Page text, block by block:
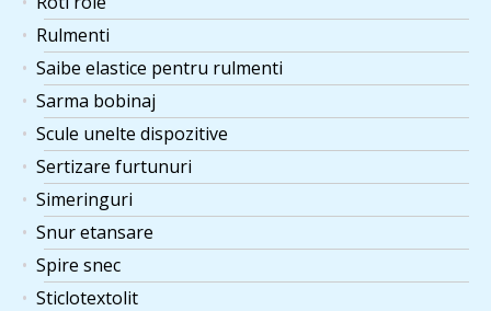
Rulmenti
Saibe elastice pentru rulmenti
Sarma bobinaj
Scule unelte dispozitive
Sertizare furtunuri
Simeringuri
Snur etansare
Spire snec
Sticlotextolit